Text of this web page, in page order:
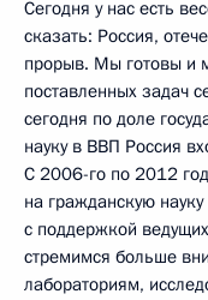
Сегодня у нас есть
сказать: Россия,
прорыв. Мы готовы и
поставленных задач
сегодня по доле
науку в ВВП Россия
С 2006-го по 2012
на гражданскую
с поддержкой
стремимся больше
лабораториям,